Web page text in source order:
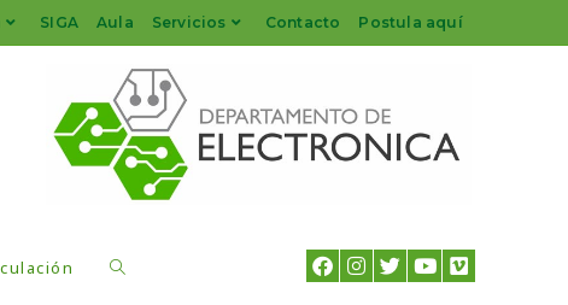
SIGA Aula Servicios Contacto Postula aquí